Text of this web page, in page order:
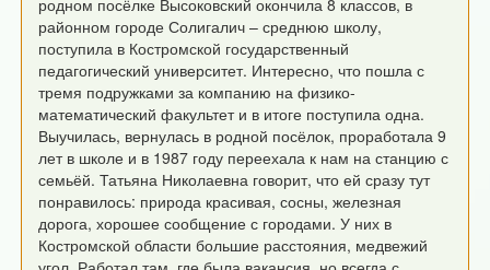
родном посёлке Высоковский окончила 8 классов, в
районном городе Солигалич – среднюю школу,
поступила в Костромской государственный
педагогический университет. Интересно, что пошла с
тремя подружками за компанию на физико-
математический факультет и в итоге поступила одна.
Выучилась, вернулась в родной посёлок, проработала9
лет в школе и в 1987 году переехала к нам на станцию с
семьёй.Татьяна Николаевна говорит, что ей сразу тут
понравилось: природа красивая, сосны, железная
дорога, хорошее сообщение с городами.У них в
Костромской области большие расстояния, медвежий